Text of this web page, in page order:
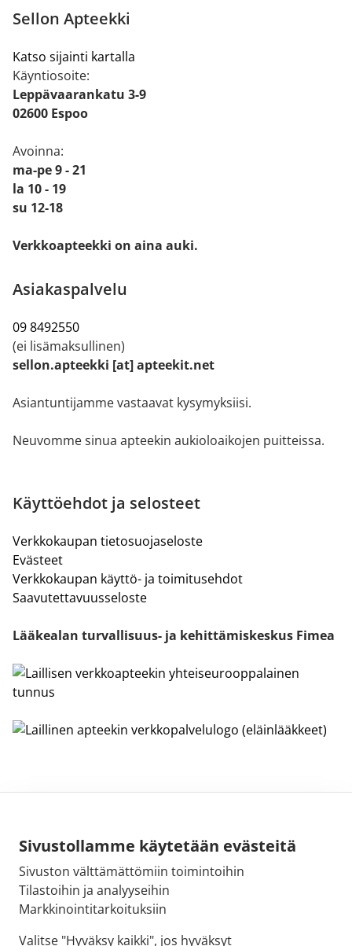
Sivustollamme käytetään evästeitä
Sivuston välttämättömiin toimintoihin
Tilastoihin ja analyyseihin
Markkinointitarkoituksiin
Valitse "Hyväksy kaikki", jos hyväksyt
Sellon Apteekki
Katso sijainti kartalla
Käyntiosoite:
Leppävaarankatu 3-9
02600 Espoo
Avoinna:
ma-pe 9 - 21
la 10 - 19
su 12-18
Verkkoapteekki on aina auki.
Asiakaspalvelu
09 8492550
(ei lisämaksullinen)
sellon.apteekki [at] apteekit.net
Asiantuntijamme vastaavat kysymyksiisi.
Neuvomme sinua apteekin aukioloaikojen puitteissa.
Käyttöehdot ja selosteet
Verkkokaupan tietosuojaseloste
Evästeet
Verkkokaupan käyttö- ja toimitusehdot
Saavutettavuusseloste
Lääkealan turvallisuus- ja kehittämiskeskus Fimea
Sähköpostiosoite:
kirjaamo@fimea.fi
Fimean vaihde: